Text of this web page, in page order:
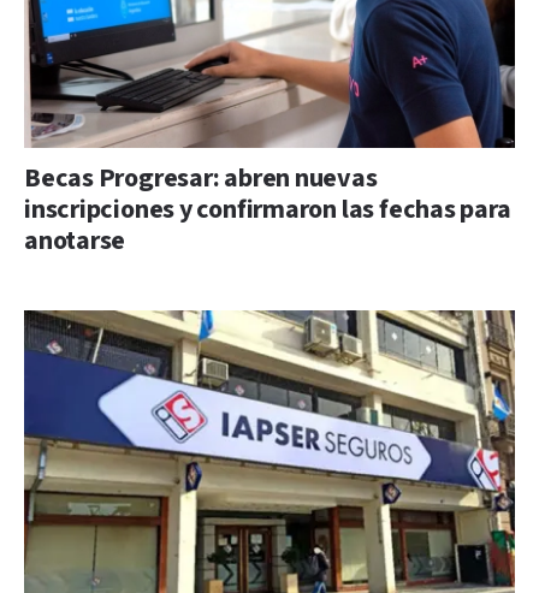
Becas Progresar: abren nuevas
inscripciones y confirmaron las fechas para
anotarse